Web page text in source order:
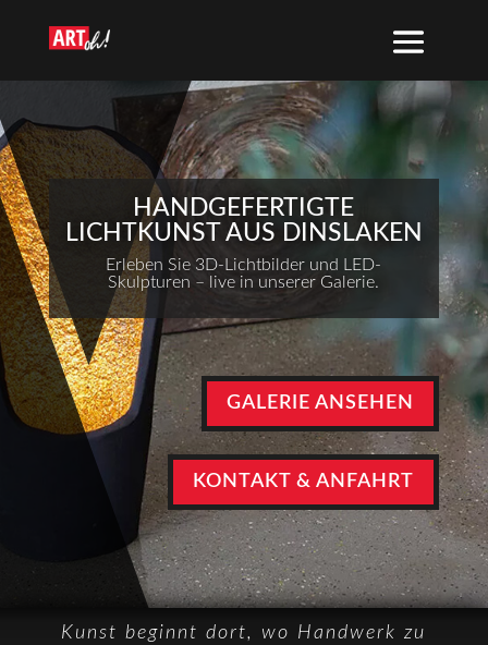
HANDGEFERTIGTE
LICHTKUNST AUS DINSLAKEN
Erleben Sie 3D-Lichtbilder und LED-
Skulpturen – live in unserer Galerie.
GALERIE ANSEHEN
KONTAKT & ANFAHRT
Kunst beginnt dort, wo Handwerk zu